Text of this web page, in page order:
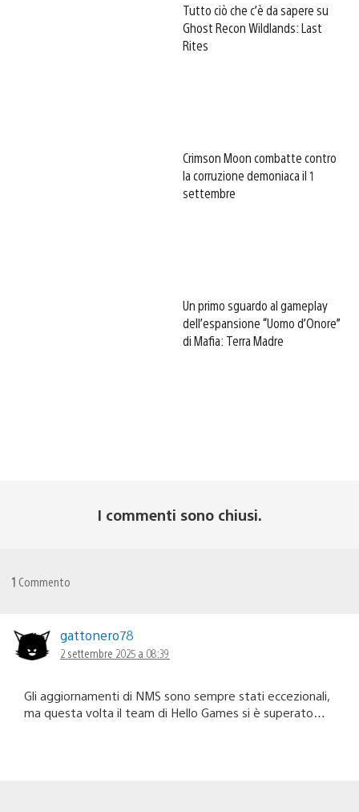
Tutto ciò che c’è da sapere su
Ghost Recon Wildlands: Last
Rites
Crimson Moon combatte contro
la corruzione demoniaca il 1
settembre
Un primo sguardo al gameplay
dell’espansione “Uomo d’Onore”
di Mafia: Terra Madre
I commenti sono chiusi.
1 Commento
gattonero78
2 settembre 2025 a 08:39
Gli aggiornamenti di NMS sono sempre stati eccezionali,
ma questa volta il team di Hello Games si è superato…